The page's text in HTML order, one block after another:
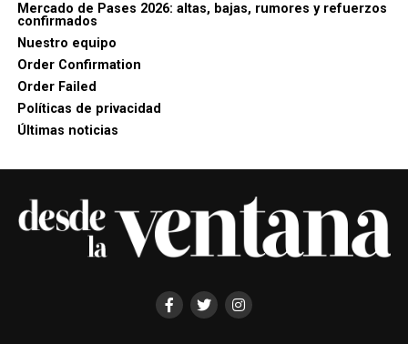
Mercado de Pases 2026: altas, bajas, rumores y refuerzos
confirmados
Nuestro equipo
Order Confirmation
Order Failed
Políticas de privacidad
Últimas noticias